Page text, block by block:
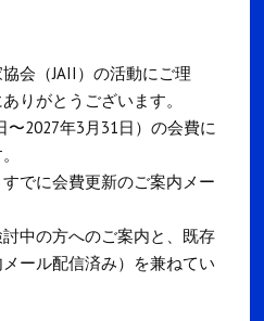
会（JAII）の活動にご理
りがとうございます。
〜2027年3月31日）の会費に
でに会費更新のご案内メー
中の方へのご案内と、既存
ール配信済み）を兼ねてい